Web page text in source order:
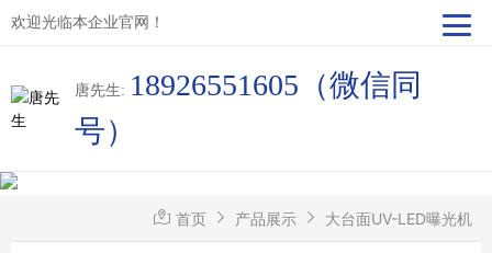
欢迎光临本企业官网！
唐先生: 18926551605（微信同
号）
首页 产品展示 大台面UV-LED曝光机